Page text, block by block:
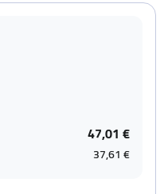
47,01 €
37,61 €